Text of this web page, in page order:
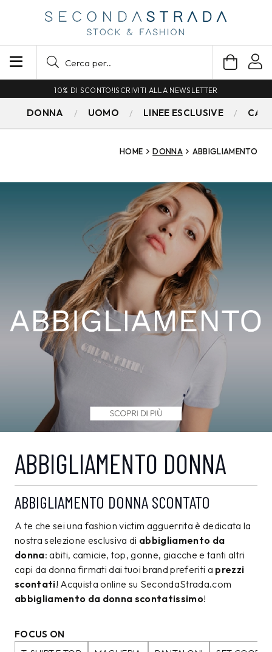
SPEDIZIONE GRATUITA PER ORDINI SUPERIORI A 79€
DONNA UOMO LINEE ESCLUSIVE
HOME DONNA ABBIGLIAMENTO
ABBIGLIAMENTO DONNA
ABBIGLIAMENTO DONNA SCONTATO
A te che sei una fashion victim agguerrita è dedicata la
nostra selezione esclusiva di abbigliamento da
donna: abiti, camicie, top, gonne, giacche e tanti altri
capi da donna firmati dai tuoi brand preferiti a prezzi
scontati! Acquista online su SecondaStrada.com
abbigliamento da donna scontatissimo!
FOCUS ON